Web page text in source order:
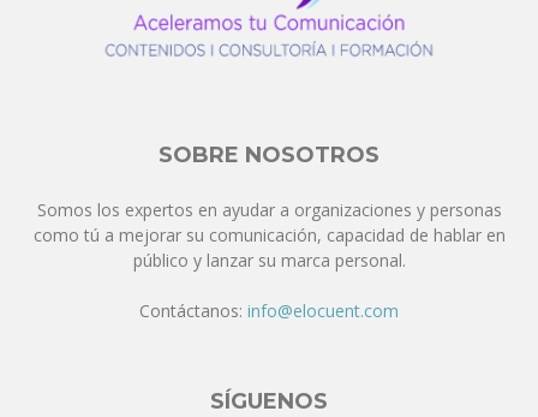
SOBRE NOSOTROS
Somos los expertos en ayudar a organizaciones y personas
como tú a mejorar su comunicación, capacidad de hablar en
público y lanzar su marca personal.
Contáctanos: info@elocuent.com
SÍGUENOS